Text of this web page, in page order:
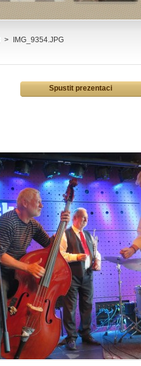
> IMG_9354.JPG
Spustit prezentaci